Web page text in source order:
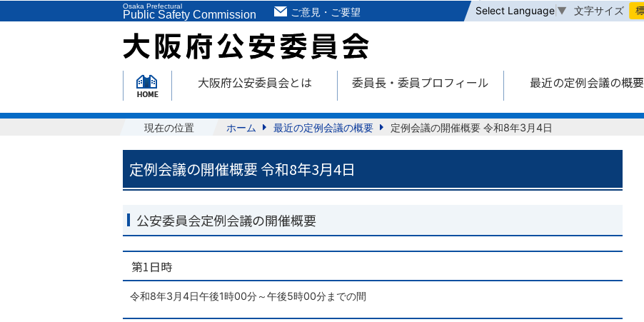
Osaka Prefectural
Public Safety Commission ご意見・ご要望 Select Language ▼ 文字サイズ
大阪府公安委員会とは 委員長・委員プロフィール 最近の定例会議の概要
現在の位置 ホーム 最近の定例会議の概要 定例会議の開催概要 令和8年3月4日
定例会議の開催概要 令和8年3月4日
公安委員会定例会議の開催概要
第1日時
令和8年3月4日午後1時00分～午後5時00分までの間